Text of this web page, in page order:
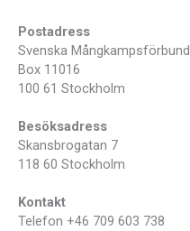
Postadress
Svenska
Box 11016
100 61 Stockholm
Besöksadress
Skansbrogatan 7
118 60 Stockholm
Kontakt
Telefon +46 709 603 738